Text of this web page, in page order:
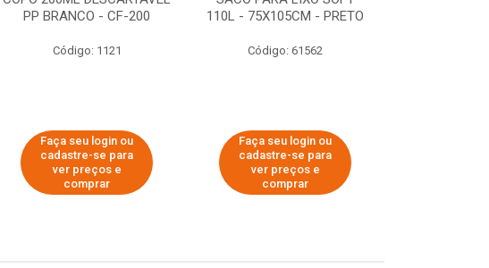
PP BRANCO - CF-200
Código: 1121
Faça seu login ou
cadastre-se para
ver preços e
comprar
110L - 75X105CM - PRETO
Código: 61562
Faça seu login ou
cadastre-se para
ver preços e
comprar